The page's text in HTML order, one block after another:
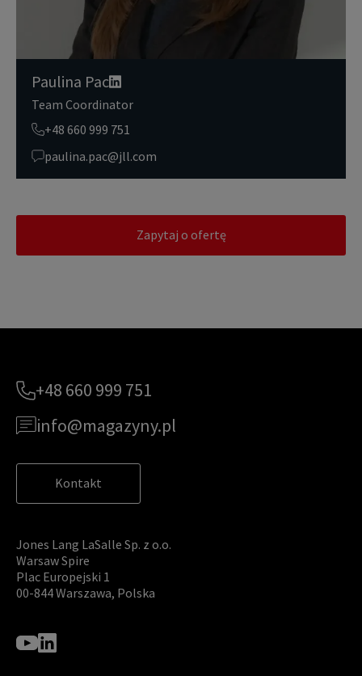
Paulina Pac
Team Coordinator
+48 660 999 751
paulina.pac@jll.com
Zapytaj o ofertę
+48 660 999 751
info@magazyny.pl
Kontakt
Jones Lang LaSalle Sp. z o.o.
Warsaw Spire
Plac Europejski 1
00-844 Warszawa, Polska